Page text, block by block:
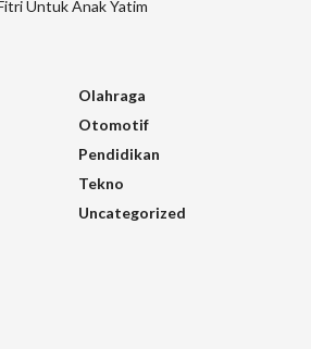
Untuk Anak Yatim
Olahraga
Otomotif
Pendidikan
Tekno
Uncategorized